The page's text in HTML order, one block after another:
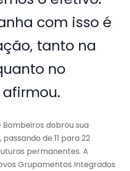
com isso é
tanto na
no
afirmou.
Bombeiros dobrou sua
de 11 para 22
permanentes. A
Grupamentos Integrados